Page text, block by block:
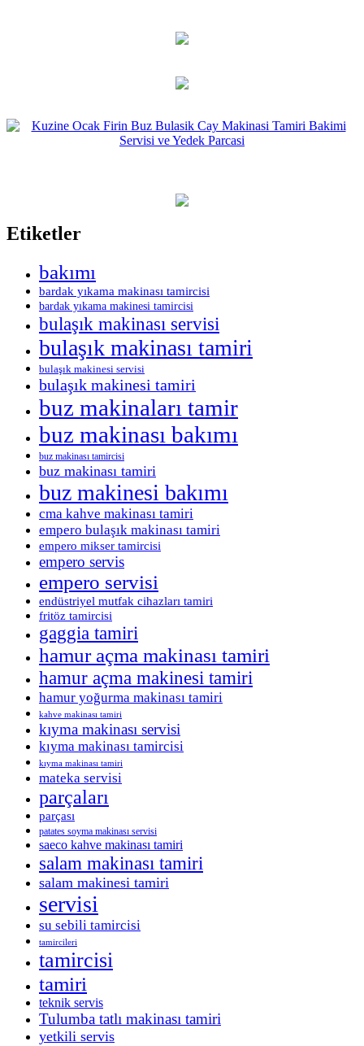
Etiketler
bakımı
bardak yıkama makinası tamircisi
bardak yıkama makinesi tamircisi
bulaşık makinası servisi
bulaşık makinası tamiri
bulaşık makinesi servisi
bulaşık makinesi tamiri
buz makinaları tamir
buz makinası bakımı
buz makinası tamircisi
buz makinası tamiri
buz makinesi bakımı
cma kahve makinası tamiri
empero bulaşık makinası tamiri
empero mikser tamircisi
empero servis
empero servisi
endüstriyel mutfak cihazları tamiri
fritöz tamircisi
gaggia tamiri
hamur açma makinası tamiri
hamur açma makinesi tamiri
hamur yoğurma makinası tamiri
kahve makinası tamiri
kıyma makinası servisi
kıyma makinası tamircisi
kıyma makinası tamiri
mateka servisi
parçaları
parçası
patates soyma makinası servisi
saeco kahve makinası tamiri
salam makinası tamiri
salam makinesi tamiri
servisi
su sebili tamircisi
tamircileri
tamircisi
tamiri
teknik servis
Tulumba tatlı makinası tamiri
yetkili servis